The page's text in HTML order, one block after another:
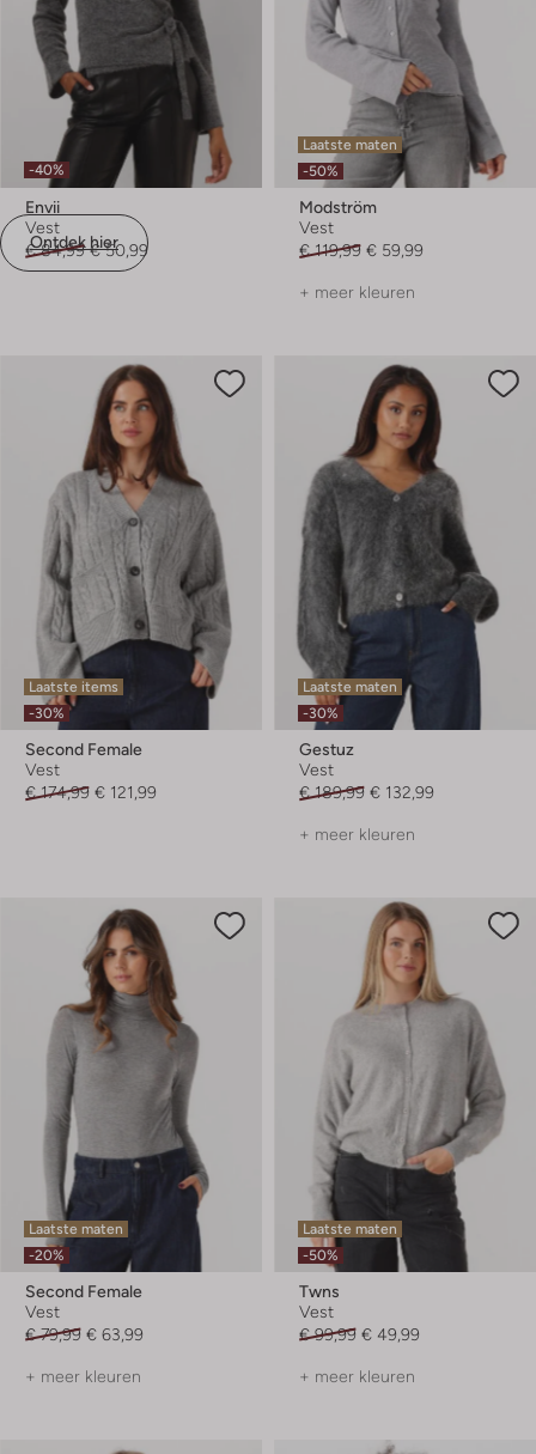
Ontdek hier
-40%
Envii
Vest
€ 84,99 € 50,99
Laatste maten
-50%
Modström
Vest
€ 119,99 € 59,99
+ meer kleuren
Laatste items
-30%
Second Female
Vest
€ 174,99 € 121,99
Laatste maten
-30%
Gestuz
Vest
€ 189,99 € 132,99
+ meer kleuren
Laatste maten
-20%
Second Female
Vest
€ 79,99 € 63,99
+ meer kleuren
Laatste maten
-50%
Twns
Vest
€ 99,99 € 49,99
+ meer kleuren